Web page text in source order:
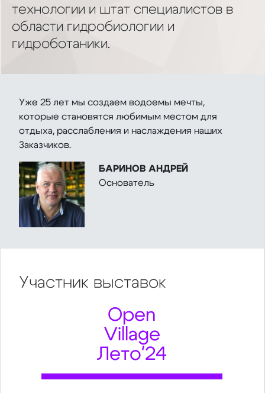
технологии и штат специалистов в
области гидробиологии и
гидроботаники.
Уже 25 лет мы создаем водоемы мечты,
которые становятся любимым местом для
отдыха, расслабления и наслаждения наших
Заказчиков.
БАРИНОВ АНДРЕЙ
Основатель
Участник выставок
Open
Village
Лето'24